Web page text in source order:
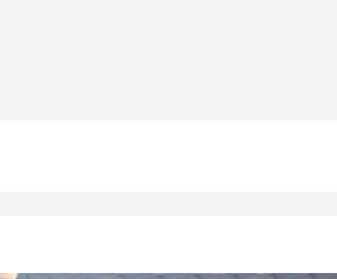
修班啟動
見旺市